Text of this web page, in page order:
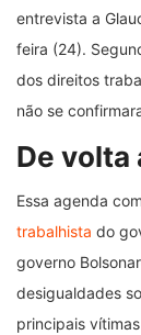
entrevista a
feira (24).
dos direitos
não se
De volta
Essa agenda
trabalhista do
governo
desigualdades
principais